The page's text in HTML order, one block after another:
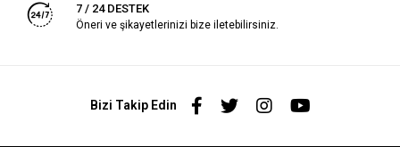
7 / 24 DESTEK
Öneri ve şikayetlerinizi bize iletebilirsiniz.
Bizi Takip Edin